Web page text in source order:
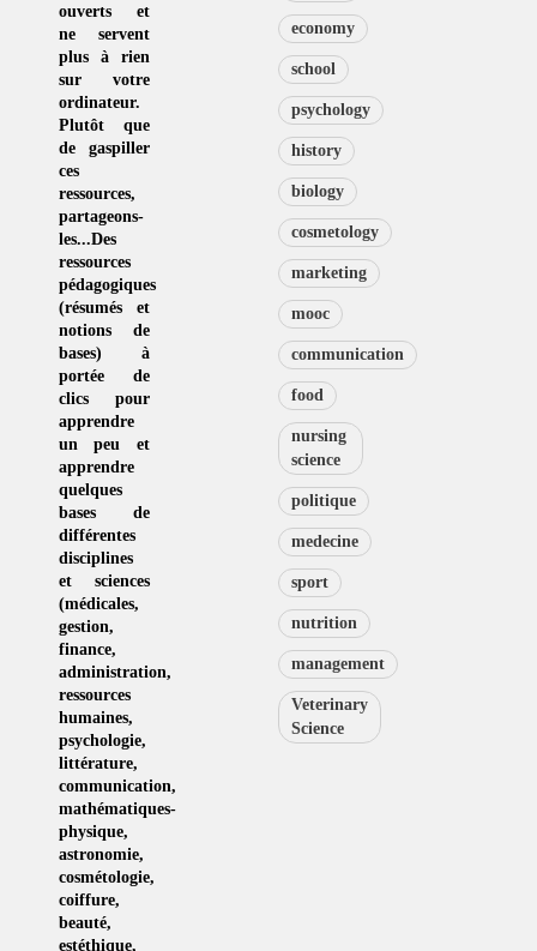
ouverts et
ne servent
plus à rien
sur votre
ordinateur.
Plutôt que
de gaspiller
ces
ressources,
partageons-
les...Des
ressources
pédagogiques
(résumés et
notions de
bases) à
portée de
clics pour
apprendre
un peu et
apprendre
quelques
bases de
différentes
disciplines
et sciences
(médicales,
gestion,
finance,
administration,
ressources
humaines,
psychologie,
littérature,
communication,
mathématiques-
physique,
astronomie,
cosmétologie,
coiffure,
beauté,
estéthique,
economy
school
psychology
history
biology
cosmetology
marketing
mooc
communication
food
nursing
science
politique
medecine
sport
nutrition
management
Veterinary
Science